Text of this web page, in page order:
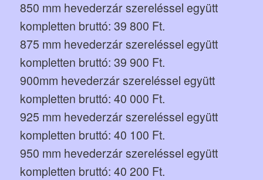
850 mm hevederzár szereléssel együtt
kompletten bruttó: 39 800 Ft.
875 mm hevederzár szereléssel együtt
kompletten bruttó: 39 900 Ft.
900mm hevederzár szereléssel együtt
kompletten bruttó: 40 000 Ft.
925 mm hevederzár szereléssel együtt
kompletten bruttó: 40 100 Ft.
950 mm hevederzár szereléssel együtt
kompletten bruttó: 40 200 Ft.